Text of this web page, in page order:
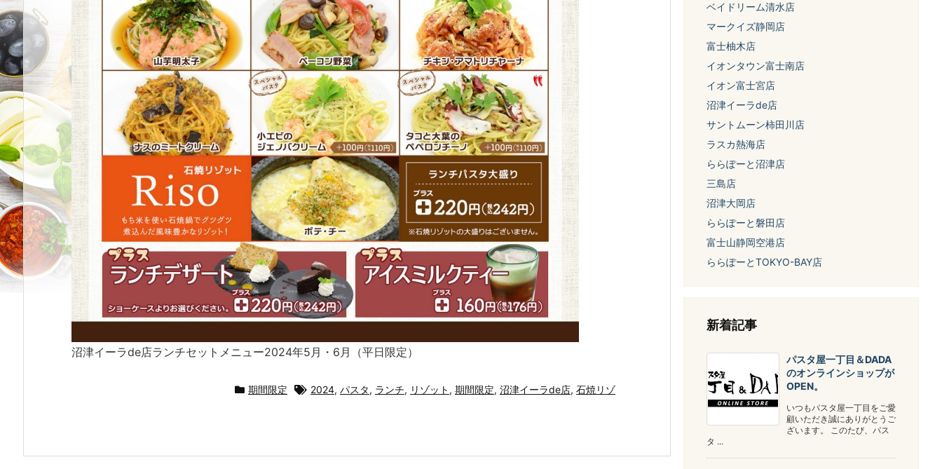
沼津イーラde店ランチセットメニュー2024年5月・6月（平日限定）
期間限定 2024, パスタ, ランチ, リゾット , 期間限定, 沼津イーラde店, 石焼リゾ
ベイドリーム清水店
マークイズ静岡店
富士柚木店
イオンタウン富士南店
イオン富士宮店
沼津イーラde店
サントムーン柿田川店
ラスカ熱海店
ららぽーと沼津店
三島店
沼津大岡店
ららぽーと磐田店
富士山静岡空港店
ららぽーとTOKYO-BAY店
新着記事
パスタ屋一丁目＆DADA
のオンラインショップが
OPEN。
いつもパスタ屋一丁目をご愛
顧いただき誠にありがとうご
ざいます。 このたび、パス
タ ...